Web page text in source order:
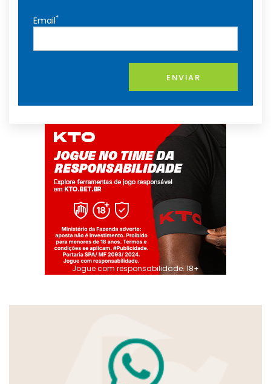
Email*
ENVIAR
Jogue com responsabilidade. 18+